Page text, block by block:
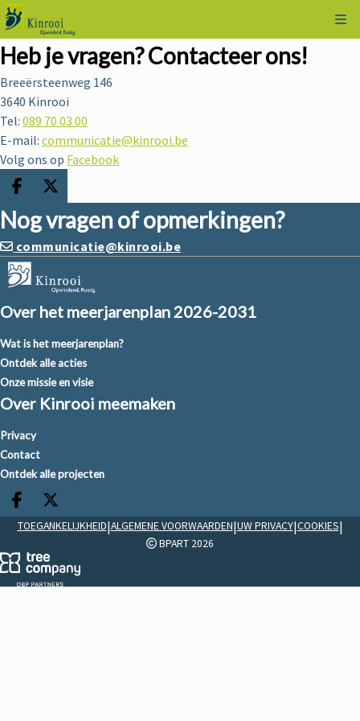
Heb je vragen? Contacteer ons!
Breeërsteenweg 146
3640 Kinrooi
Tel: 089 70 03 00
E-mail: communicatie@kinrooi.be
Volg ons op Facebook
Deel op facebook
Deel op X
Nog vragen of opmerkingen?
communicatie@kinrooi.be
Over het meerjarenplan 2026-2031
Wat is het meerjarenplan?
Ontdek alle acties
Onze missie en visie
Over Kinrooi meemaken
Privacy
Contact
Ontdek alle projecten
Deel op facebook
Deel op X
TOEGANKELIJKHEID|ALGEMENE VOORWAARDEN|UW PRIVACY|COOKIES|
BPART 2026